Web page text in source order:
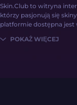
Skin.Club to witryna
którzy pasjonują się
platformie dostępna jest
Uzyskanie skinów CS2
POKAŻ WIĘCEJ